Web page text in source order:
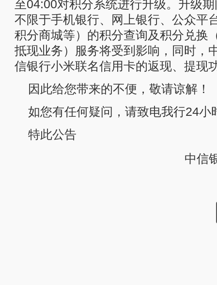
至04:00对积分系统进行升级。升级
不限于手机银行、网上银行、公众平
积分商城等）的积分查询及积分兑换
抵现业务）服务将受到影响，同时，
信银行小米联名信用卡的返现、提现
因此给您带来的不便，敬请谅解！
如您有任何疑问，请致电我行24
特此公告
中信